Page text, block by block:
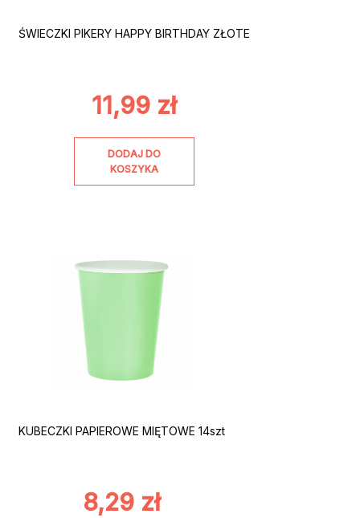
ŚWIECZKI PIKERY HAPPY BIRTHDAY ZŁOTE
11,99 zł
DODAJ DO
KOSZYKA
KUBECZKI PAPIEROWE MIĘTOWE 14szt
8,29 zł